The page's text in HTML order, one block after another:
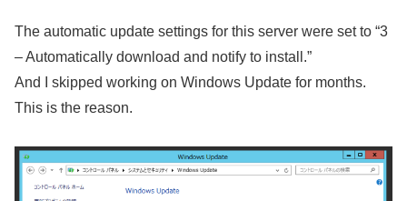
The automatic update settings for this server were set to “3
– Automatically download and notify to install.”
And I skipped working on Windows Update for months.
This is the reason.